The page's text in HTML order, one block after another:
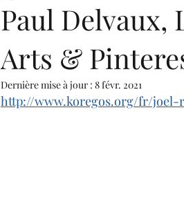
Paul Delvaux,
Arts &
Dernière mise à jour : 8 févr. 2021
http://www.koregos.org/fr/